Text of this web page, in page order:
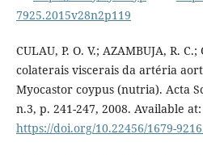
7925.2015v28n2p119
CULAU, P. O. V.; AZAMBUJA, R. C.;
colaterais viscerais da artéria
Myocastor coypus (nutria). Acta
n.3, p. 241-247, 2008. Available
https://doi.org/10.22456/1679-